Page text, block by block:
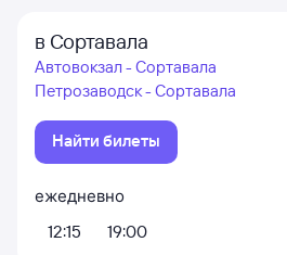
в Сортавала
Автовокзал - Сортавала
Петрозаводск - Сортавала
Найти билеты
ежедневно
12:15
19:00